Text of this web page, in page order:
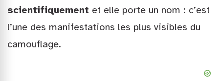
scientifiquement et elle porte un nom : c’est
l’une des manifestations les plus visibles du
camouflage.